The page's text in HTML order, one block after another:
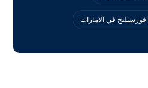
في الامارات